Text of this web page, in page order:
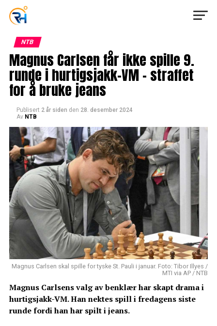
NTB
Magnus Carlsen får ikke spille 9.
runde i hurtigsjakk-VM – straffet
for å bruke jeans
Publisert 2 år siden den 28. desember 2024
Av NTB
Magnus Carlsen skal spille for tyske St. Pauli i januar. Foto: Tibor Illyes /
MTI via AP / NTB
Magnus Carlsens valg av benklær har skapt drama i
hurtigsjakk-VM. Han nektes spill i fredagens siste
runde fordi han har spilt i jeans.